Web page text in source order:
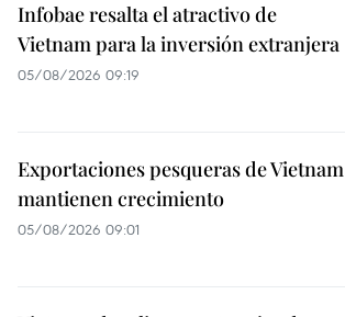
Infobae resalta el atractivo de
Vietnam para la inversión extranjera
05/08/2026 09:19
Exportaciones pesqueras de Vietnam
mantienen crecimiento
05/08/2026 09:01